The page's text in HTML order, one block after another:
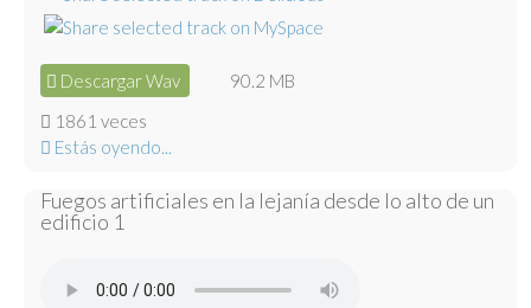
Descargar Wav
90.2 MB
1861 veces
Estás oyendo...
Fuegos artificiales en la lejanía desde lo alto de un
edificio 1